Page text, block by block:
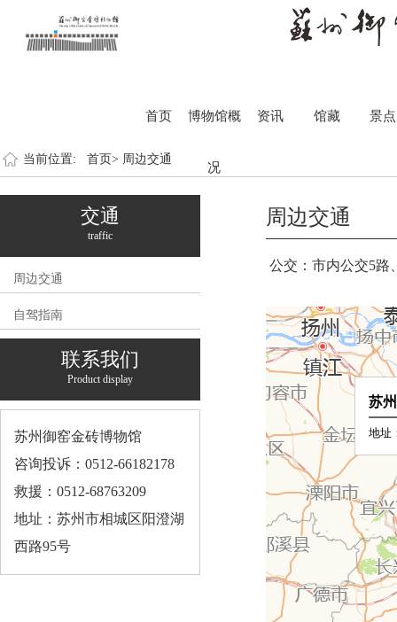
首页 博物馆概
况
资讯 馆藏 景点
当前位置: 首页> 周边交通
交通
traffic
周边交通
自驾指南
联系我们
Product display
苏州御窑金砖博物馆
咨询投诉：0512-66182178
救援：0512-68763209
地址：苏州市相城区阳澄湖
西路95号
周边交通
公交：市内公交5路